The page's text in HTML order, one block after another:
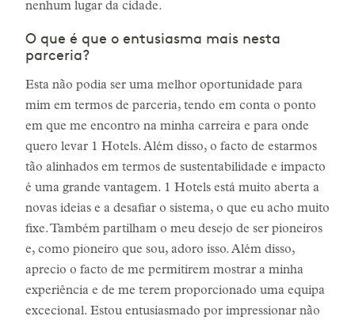
nenhum lugar da cidade.
O que é que o entusiasma mais nesta
parceria?
Esta não podia ser uma melhor oportunidade para
mim em termos de parceria, tendo em conta o ponto
em que me encontro na minha carreira e para onde
quero levar 1 Hotels. Além disso, o facto de estarmos
tão alinhados em termos de sustentabilidade e impacto
é uma grande vantagem. 1 Hotels está muito aberta a
novas ideias e a desafiar o sistema, o que eu acho muito
fixe. Também partilham o meu desejo de ser pioneiros
e, como pioneiro que sou, adoro isso. Além disso,
aprecio o facto de me permitirem mostrar a minha
experiência e de me terem proporcionado uma equipa
excecional. Estou entusiasmado por impressionar não